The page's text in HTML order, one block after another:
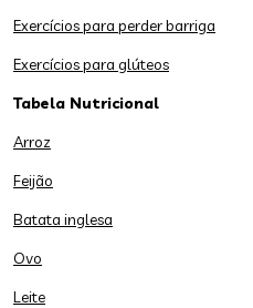
Exercícios para perder barriga
Exercícios para glúteos
Tabela Nutricional
Arroz
Feijão
Batata inglesa
Ovo
Leite